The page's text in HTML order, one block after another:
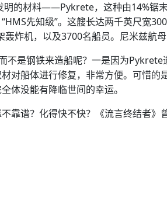
明的材料——Pykrete，这种由14%锯
先知级”。这艘长达两千英尺宽
炸机，以及3700名船员。尼米兹航母
不是钢铁来造船呢？一是因为Pykrete
对船体进行修复，非常方便。可惜的
体没能有降临世间的幸运。
靠谱？化得快不快？《流言终结者》